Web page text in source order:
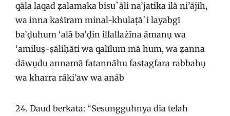
qāla laqad ẓalamaka bisu`āli na’jatika ilā ni’ājih,
wa inna kaṡīram minal-khulaṭā`i layabgī
ba’ḍuhum ‘alā ba’ḍin illallażīna āmanụ wa
‘amiluṣ-ṣāliḥāti wa qalīlum mā hum, wa ẓanna
dāwụdu annamā fatannāhu fastagfara rabbahụ
wa kharra rāki’aw wa anāb
24. Daud berkata: “Sesungguhnya dia telah